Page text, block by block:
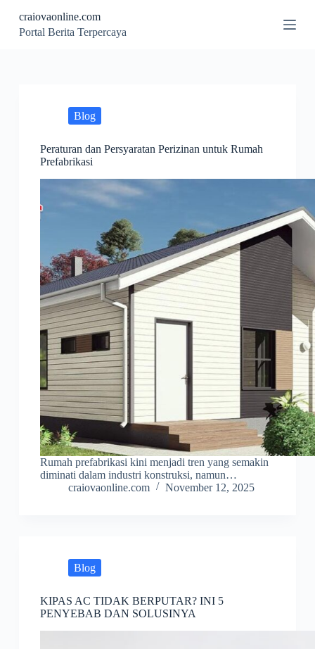
S
k
craiovaonline.com
Portal Berita Terpercaya
Blog
Peraturan dan Persyaratan Perizinan untuk Rumah
Prefabrikasi
Rumah prefabrikasi kini menjadi tren yang semakin
diminati dalam industri konstruksi, namun…
craiovaonline.com
November 12, 2025
Blog
KIPAS AC TIDAK BERPUTAR? INI 5
PENYEBAB DAN SOLUSINYA